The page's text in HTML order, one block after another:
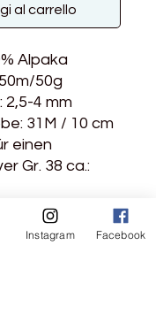
al carrello
Alpaka
50g
4 mm
31M / 10 cm
einen
Gr. 38 ca.:
Instagram Facebook